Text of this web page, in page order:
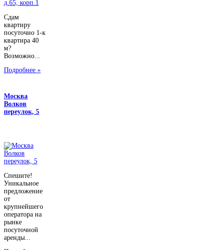
Сдам
квартиру
посуточно 1-к
квартира 40
м?
Возможно...
Подробнее »
Москва
Волков
переулок, 5
Спешите!
Уникальное
предложение
от
крупнейшего
оператора на
рынке
посуточной
аренды...